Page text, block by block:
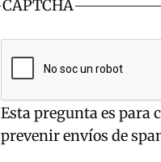
CAPTCHA
Esta pregunta es para
prevenir envíos de